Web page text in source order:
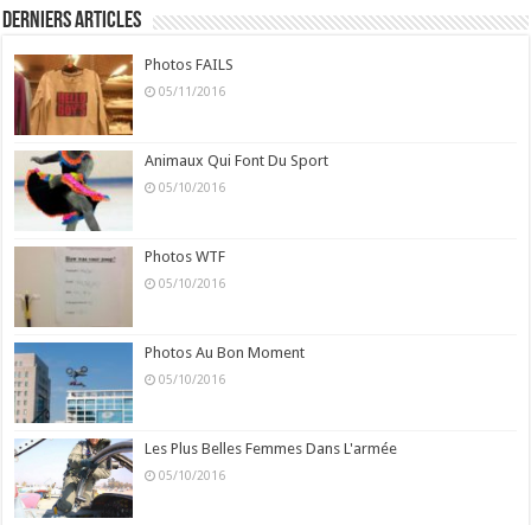
Derniers Articles
Photos FAILS
05/11/2016
Animaux Qui Font Du Sport
05/10/2016
Photos WTF
05/10/2016
Photos Au Bon Moment
05/10/2016
Les Plus Belles Femmes Dans L'armée
05/10/2016